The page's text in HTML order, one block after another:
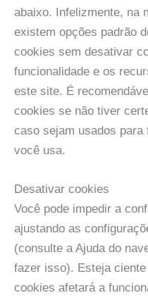
abaixo. Infelizmente, na
existem opções padrão
cookies sem desativar
funcionalidade e os
este site. É
cookies se não tiver
caso sejam usados
você usa.
Desativar cookies
Você pode impedir a
ajustando as
(consulte a Ajuda do
fazer isso). Esteja
cookies afetará a